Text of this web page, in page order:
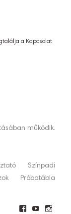
a Kapcsolat
működik.
Színpadi
Próbatábla